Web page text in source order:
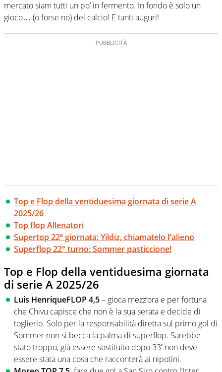
mercato siam tutti un po’ in fermento. In fondo è solo un
gioco… (o forse no) del calcio! E tanti auguri!
Top e Flop della ventiduesima giornata di serie A
2025/26
Top flop Allenatori
Supertop 22ª giornata: Yildiz, chiamatelo l'alieno
Superflop 22° turno: Sommer pasticcione!
Top e Flop della ventiduesima giornata
di serie A 2025/26
Luis HenriqueFLOP 4,5– gioca mezz’ora e per fortuna
che Chivu capisce che non è la sua serata e decide di
toglierlo. Solo per la responsabilità diretta sul primo gol di
Sommer non si becca la palma di superflop. Sarebbe
stato troppo, già essere sostituito dopo 33′ non deve
essere stata una cosa che racconterà ai nipotini.